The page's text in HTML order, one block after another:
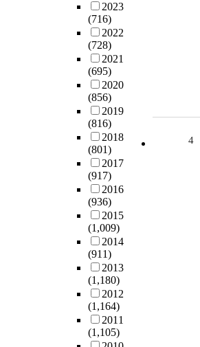
2023
(716)
2022
(728)
2021
(695)
2020
(856)
2019
(816)
2018
(801)
2017
(917)
2016
(936)
2015
(1,009)
2014
(911)
2013
(1,180)
2012
(1,164)
2011
(1,105)
4